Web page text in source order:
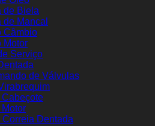
de Biela
de Mancal
Câmbio
Motor
Serviço
de Válvulas
Correia Dentada